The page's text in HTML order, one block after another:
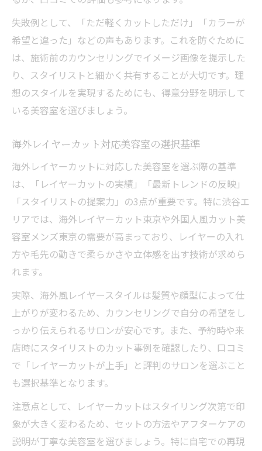
失敗例として、「ただ軽くカットしただけ」「カラーが
希望と違った」などの声もあります。これを防ぐために
は、施術前のカウンセリングでイメージ画像を提示した
り、スタイリストと細かく共有することが大切です。理
想のスタイルを実現するためにも、得意分野を明示して
いる美容室を選びましょう。
海外レイヤーカット対応美容室の選択基準
海外レイヤーカットに対応した美容室を選ぶ際の基準
は、「レイヤーカットの実績」「最新トレンドの反映」
「スタイリストの提案力」の3点が重要です。特に渋谷エ
リアでは、海外レイヤーカット東京や外国人風カット美
容室メンズ東京の需要が高まっており、レイヤーの入れ
方や毛先の動きで柔らかさや立体感を出す技術が求めら
れます。
実際、海外風レイヤースタイルは髪質や顔型によって仕
上がりが変わるため、カウンセリングで自分の希望をし
っかり伝えられるサロンが安心です。また、予約時や来
店時にスタイリストのカット事例を確認したり、口コミ
で「レイヤーカットが上手」と評判のサロンを選ぶこと
も選択基準となります。
注意点として、レイヤーカットはスタイリング次第で印
象が大きく変わるため、セットの方法やアフターケアの
説明が丁寧な美容室を選びましょう。特に自宅での再現